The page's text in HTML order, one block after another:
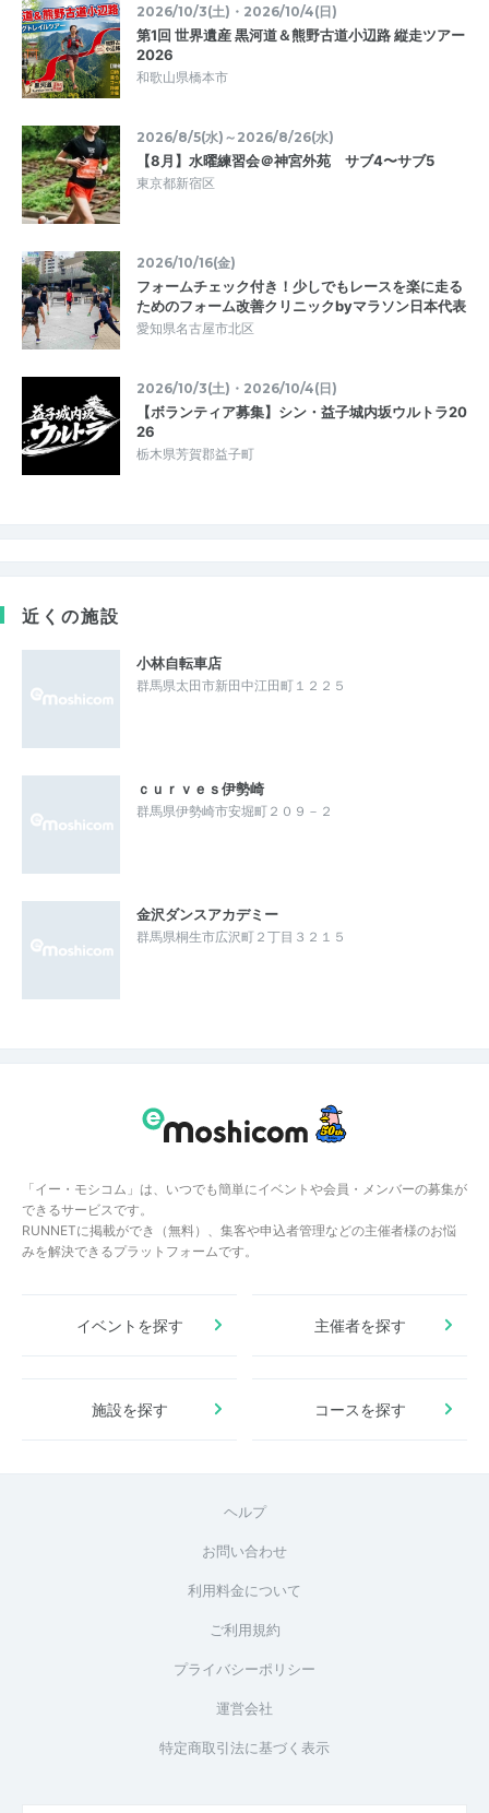
2026/10/3(土)・2026/10/4(日)
第1回 世界遺産 黒河道＆熊野古道小辺路 縦走ツアー
2026
和歌山県橋本市
2026/8/5(水)～2026/8/26(水)
【8月】水曜練習会＠神宮外苑 サブ4〜サブ5
東京都新宿区
2026/10/16(金)
フォームチェック付き！少しでもレースを楽に走る
ためのフォーム改善クリニックbyマラソン日本代表
愛知県名古屋市北区
2026/10/3(土)・2026/10/4(日)
【ボランティア募集】シン・益子城内坂ウルトラ20
26
栃木県芳賀郡益子町
近くの施設
小林自転車店
群馬県太田市新田中江田町１２２５
ｃｕｒｖｅｓ伊勢崎
群馬県伊勢崎市安堀町２０９－２
金沢ダンスアカデミー
群馬県桐生市広沢町２丁目３２１５
「イー・モシコム」は、いつでも簡単にイベントや会員・メンバーの募集が
できるサービスです。
RUNNETに掲載ができ（無料）、集客や申込者管理などの主催者様のお悩
みを解決できるプラットフォームです。
イベントを探す 主催者を探す
施設を探す コースを探す
ヘルプ
お問い合わせ
利用料金について
ご利用規約
プライバシーポリシー
運営会社
特定商取引法に基づく表示